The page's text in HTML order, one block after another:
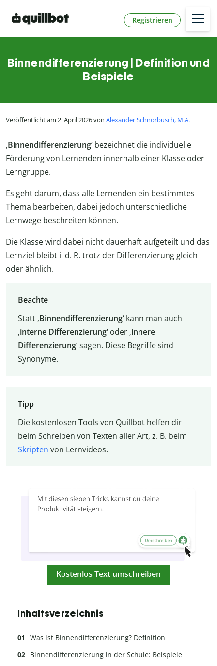
Registrieren
Binnendifferenzierung | Definition und
Beispiele
Veröffentlicht am 2. April 2026 von Alexander Schnorbusch, M.A.
‚Binnendifferenzierung‘ bezeichnet die individuelle
Förderung von Lernenden innerhalb einer Klasse oder
Lerngruppe.
Es geht darum, dass alle Lernenden ein bestimmtes
Thema bearbeiten, dabei jedoch unterschiedliche
Lernwege beschreiten können.
Die Klasse wird dabei nicht dauerhaft aufgeteilt und das
Lernziel bleibt i. d. R. trotz der Differenzierung gleich
oder ähnlich.
Beachte
Statt ‚Binnendifferenzierung‘ kann man auch
‚interne Differenzierung‘ oder ‚innere
Differenzierung‘ sagen. Diese Begriffe sind
Synonyme.
Tipp
Die kostenlosen Tools von Quillbot helfen dir
beim Schreiben von Texten aller Art, z. B. beim
Skripten von Lernvideos.
Kostenlos Text umschreiben
Inhaltsverzeichnis
Was ist Binnendifferenzierung? Definition
Binnendifferenzierung in der Schule: Beispiele